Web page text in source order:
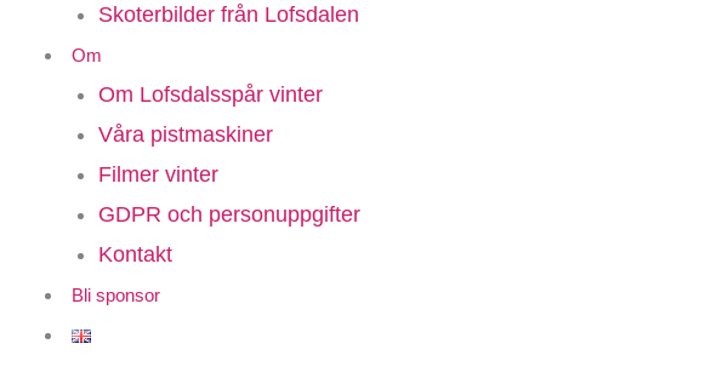
Skoterbilder från Lofsdalen
Om
Om Lofsdalsspår vinter
Våra pistmaskiner
Filmer vinter
GDPR och personuppgifter
Kontakt
Bli sponsor